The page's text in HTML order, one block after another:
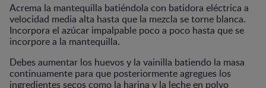
Acrema la mantequilla batiéndola con batidora eléctrica a
velocidad media alta hasta que la mezcla se torne blanca.
Incorpora el azúcar impalpable poco a poco hasta que se
incorpore a la mantequilla.
Debes aumentar los huevos y la vainilla batiendo la masa
continuamente para que posteriormente agregues los
ingredientes secos como la harina y la leche en polvo